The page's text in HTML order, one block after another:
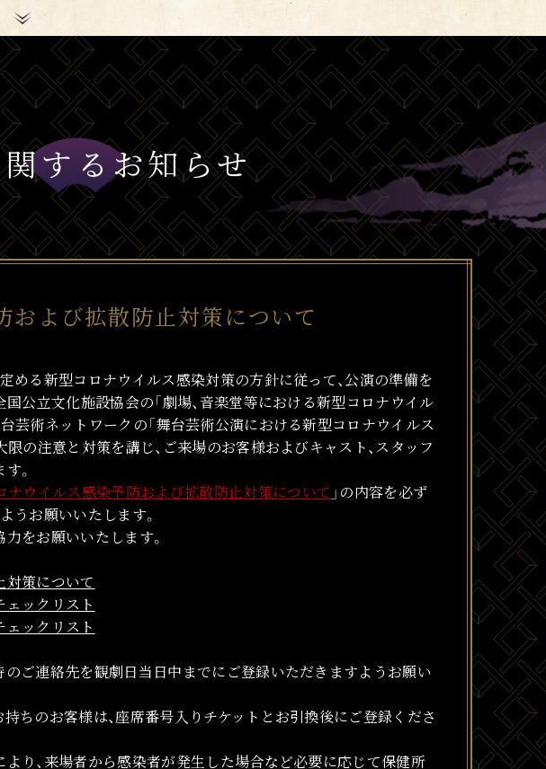
するお知らせ
および拡散防止対策について
める新型コロナウイルス感染対策の方針に従って、公演の準備を
公立文化施設協会の「劇場、音楽堂等における新型コロナウイル
芸術ネットワークの「舞台芸術公演における新型コロナウイルス
の注意と対策を講じ、ご来場のお客様およびキャスト、スタッフ
。
ナウイルス感染予防および拡散防止対策について 」の内容を必ず
うお願いいたします。
をお願いいたします。
策について
ックリスト
ックリスト
ご連絡先を観劇日当日中までにご登録いただきますようお願い
ちのお客様は、座席番号入りチケットとお引換後にご登録くださ
り、来場者から感染者が発生した場合など必要に応じて保健所